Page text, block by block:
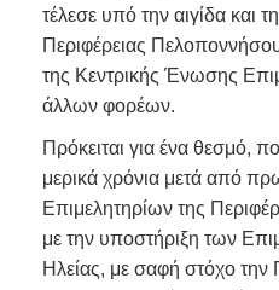
τέλεσε υπό την αιγίδα και
Περιφέρειας
της Κεντρικής Ένωσης
άλλων φορέων.
Πρόκειται για ένα θεσμό,
μερικά χρόνια μετά από
Επιμελητηρίων της
με την υποστήριξη των
Ηλείας, με σαφή στόχο την